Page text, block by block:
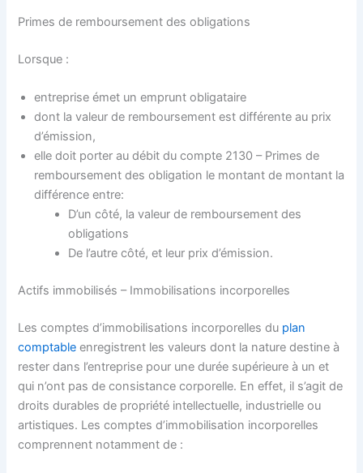
Primes de remboursement des obligations
Lorsque :
entreprise émet un emprunt obligataire
dont la valeur de remboursement est différente au prix
d’émission,
elle doit porter au débit du compte 2130 – Primes de
remboursement des obligation le montant de montant la
différence entre:
D’un côté, la valeur de remboursement des
obligations
De l’autre côté, et leur prix d’émission.
Actifs immobilisés – Immobilisations incorporelles
Les comptes d’immobilisations incorporelles du plan
comptable enregistrent les valeurs dont la nature destine à
rester dans l’entreprise pour une durée supérieure à un et
qui n’ont pas de consistance corporelle. En effet, il s’agit de
droits durables de propriété intellectuelle, industrielle ou
artistiques. Les comptes d’immobilisation incorporelles
comprennent notamment de :